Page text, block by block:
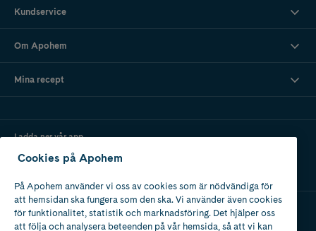
Kundservice
Om Apohem
Mina recept
Ladda ner vår app
Apotek med tillstånd
Cookies på Apohem
På Apohem använder vi oss av cookies som är nödvändiga för
att hemsidan ska fungera som den ska. Vi använder även cookies
för funktionalitet, statistik och marknadsföring. Det hjälper oss
att följa och analysera beteenden på vår hemsida, så att vi kan